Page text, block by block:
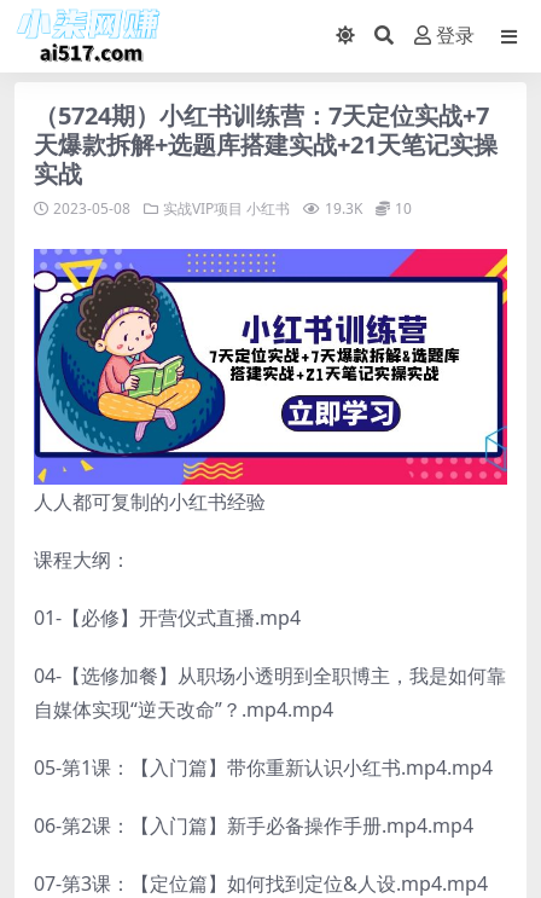
登录
（5724期）小红书训练营：7天定位实战+7
天爆款拆解+选题库搭建实战+21天笔记实操
实战
2023-05-08 实战VIP项目 小红书 19.3K 10
人人都可复制的小红书经验
课程大纲：
01-【必修】开营仪式直播.mp4
04-【选修加餐】从职场小透明到全职博主，我是如何靠
自媒体实现“逆天改命”？.mp4.mp4
05-第1课：【入门篇】带你重新认识小红书.mp4.mp4
06-第2课：【入门篇】新手必备操作手册.mp4.mp4
07-第3课：【定位篇】如何找到定位&人设.mp4.mp4